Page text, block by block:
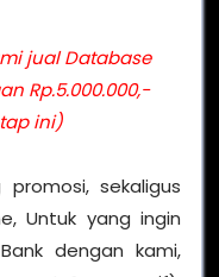
jual Database
Rp.5.000.000,-
ini)
sekaligus
Untuk yang ingin
dengan kami,